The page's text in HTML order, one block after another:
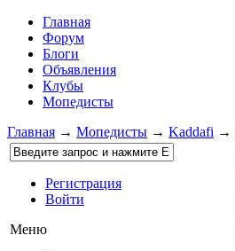
Главная
Форум
Блоги
Объявления
Клубы
Мопедисты
Главная → Мопедисты → Kaddafi →
Регистрация
Войти
Меню